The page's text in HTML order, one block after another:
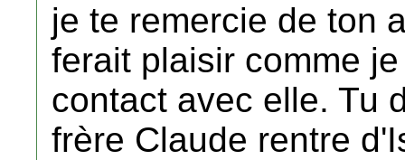
je te remercie de ton
ferait plaisir comme
contact avec elle. Tu
frère Claude rentre